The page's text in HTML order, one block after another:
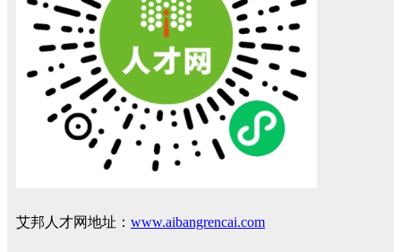
艾邦人才网地址： www.aibangrencai.com